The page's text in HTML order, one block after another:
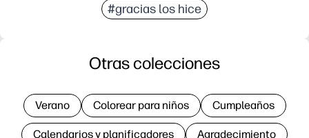
#gracias los hice
Otras colecciones
Verano Colorear para niños Cumpleaños
Calendarios y planificadores Agradecimiento